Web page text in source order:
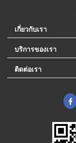
เกี่ยวกับเรา
บริการของเรา
ติดต่อเรา